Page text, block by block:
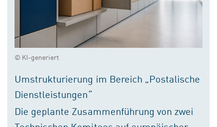
© KI-generiert
Umstrukturierung im Bereich „Postalische
Dienstleistungen“
Die geplante Zusammenführung von zwei